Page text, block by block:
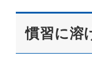
慣習に溶